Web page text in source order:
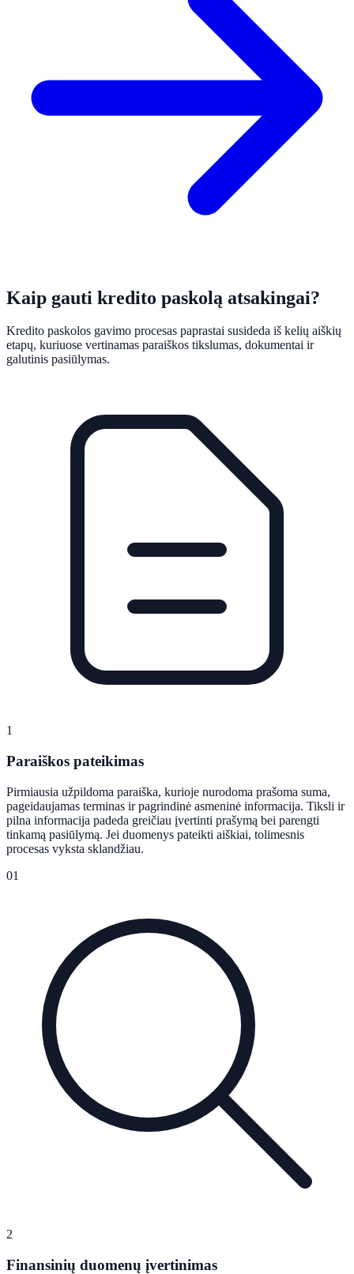
Kaip gauti kredito paskolą atsakingai?
Kredito paskolos gavimo procesas paprastai susideda iš kelių aiškių
etapų, kuriuose vertinamas paraiškos tikslumas, dokumentai ir
galutinis pasiūlymas.
1
Paraiškos pateikimas
Pirmiausia užpildoma paraiška, kurioje nurodoma prašoma suma,
pageidaujamas terminas ir pagrindinė asmeninė informacija. Tiksli ir
pilna informacija padeda greičiau įvertinti prašymą bei parengti
tinkamą pasiūlymą. Jei duomenys pateikti aiškiai, tolimesnis
procesas vyksta sklandžiau.
01
2
Finansinių duomenų įvertinimas